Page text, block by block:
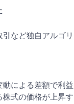
など独自アルゴリ
動による差額で利
株式の価格が上昇